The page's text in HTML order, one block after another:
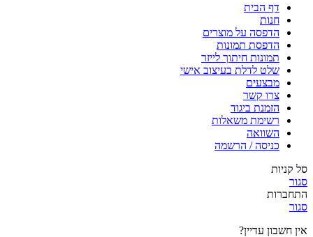
דף הבית
חנות
הדפסה על מוצרים
הדפסת תמונות
תמונות חיתוך לייזר
שלט לדלת בעיצוב אישי
מבצעים
צרו קשר
הזמנת ביגוד
רשימת משאלות
השוואה
כניסה / הרשמה
סל קניות
סגור
התחברות
סגור
אין חשבון עדיין?